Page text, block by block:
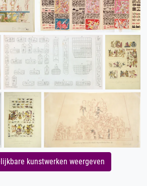
kunstwerken weergeven